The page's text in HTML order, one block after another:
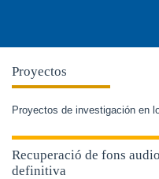
Proyectos
Proyectos de investigación en
Recuperació de fons
definitiva